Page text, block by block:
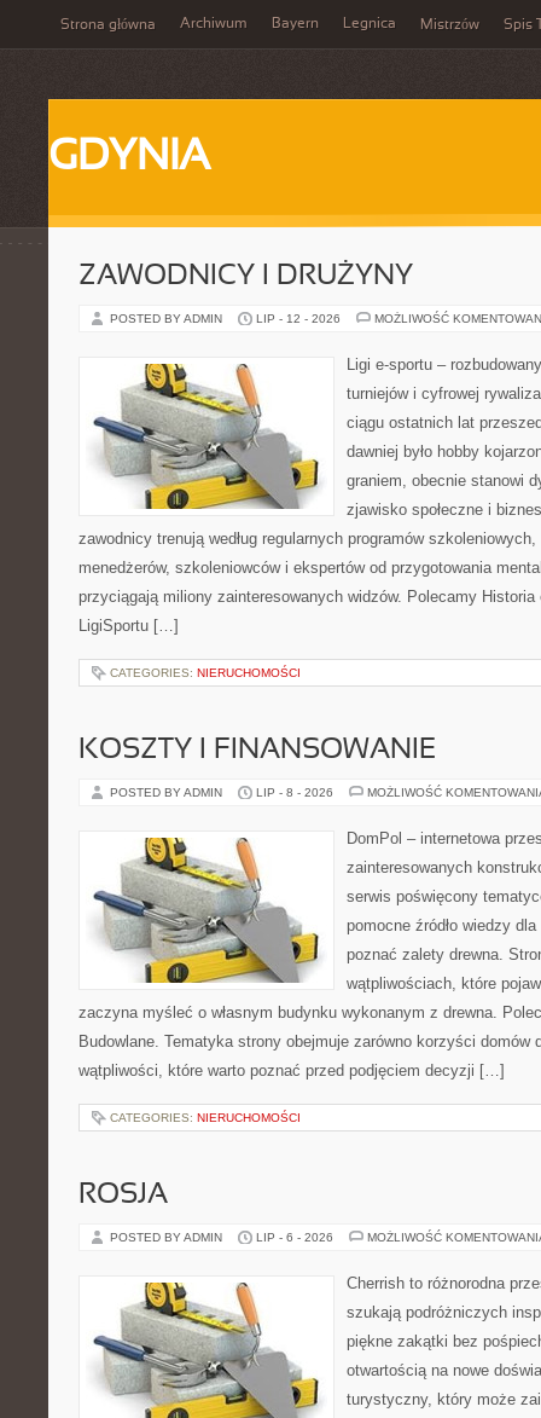
Strona główna Archiwum Bayern Legnica Mistrzów Spis
GDYNIA
ZAWODNICY I DRUŻYNY
POSTED BY ADMIN LIP - 12 - 2026 MOŻLIWOŚĆ
Ligi e-sportu –
turniejów i cyfrowej
ciągu ostatnich lat
dawniej było hobby
graniem, obecnie stanowi
zjawisko społeczne i
zawodnicy trenują według regularnych programów
menedżerów, szkoleniowców i ekspertów od przygotowania
przyciągają miliony zainteresowanych widzów. Polecamy
LigiSportu […]
CATEGORIES: NIERUCHOMOŚCI
KOSZTY I FINANSOWANIE
POSTED BY ADMIN LIP - 8 - 2026 MOŻLIWOŚĆ
DomPol – internetowa
zainteresowanych
serwis poświęcony
pomocne źródło wiedzy
poznać zalety drewna.
wątpliwościach, które
zaczyna myśleć o własnym budynku wykonanym z drewna.
Budowlane. Tematyka strony obejmuje zarówno korzyści domów
wątpliwości, które warto poznać przed podjęciem decyzji […]
CATEGORIES: NIERUCHOMOŚCI
ROSJA
POSTED BY ADMIN LIP - 6 - 2026 MOŻLIWOŚĆ
Cherrish to różnorodna
szukają podróżniczych
piękne zakątki bez
otwartością na nowe
turystyczny, który może